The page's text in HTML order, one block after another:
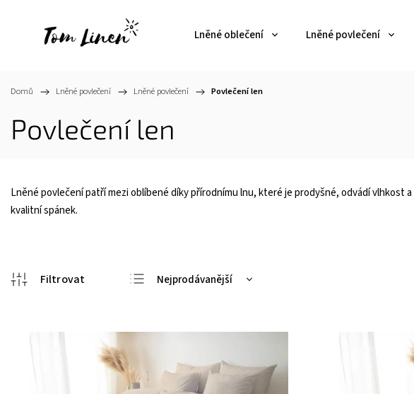
Lněné oblečení Lněné povlečení
Domů / Lněné povlečení / Lněné povlečení / Povlečení len
Povlečení len
Lněné povlečení patří mezi oblíbené díky přírodnímu lnu, které je prodyšné, odvádí vlhkost
kvalitní spánek.
Nejprodávanější